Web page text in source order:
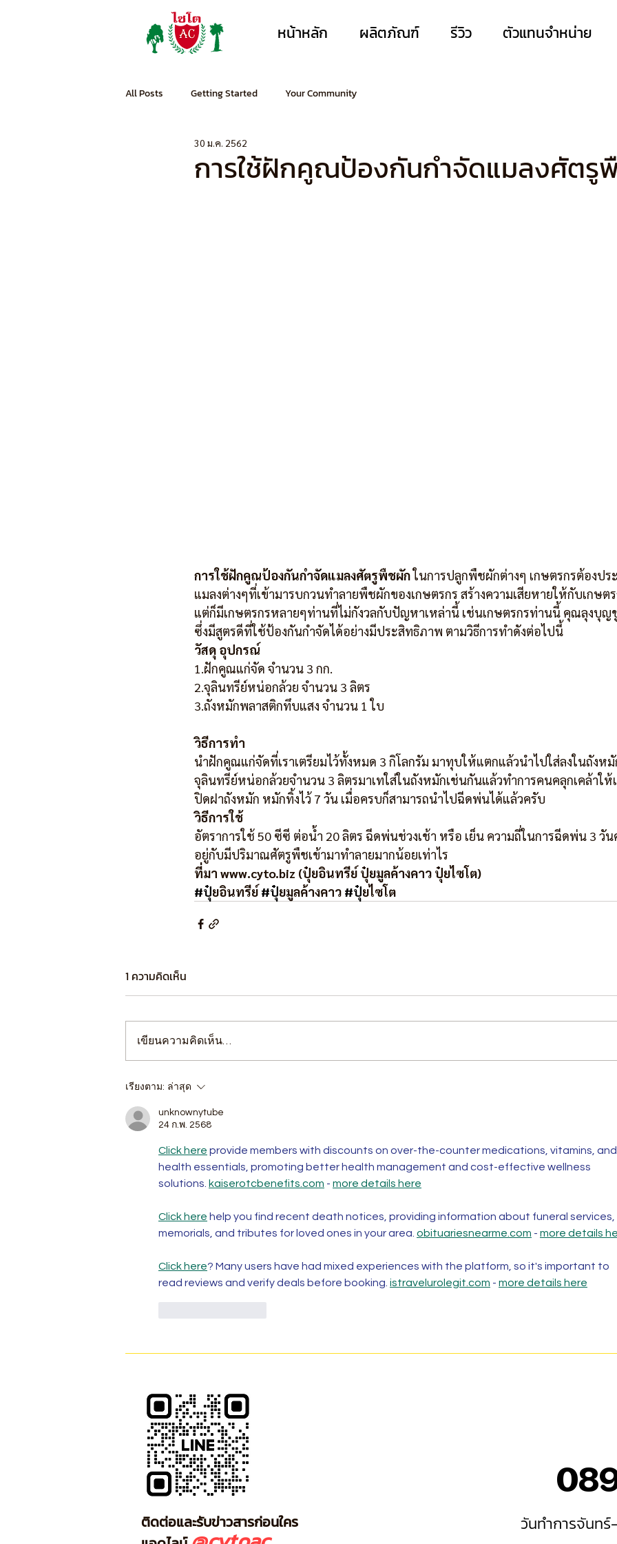
หน้าหลัก ผลิตภัณฑ์ รีวิว ตัวแทนจำหน่าย
All Posts Getting Started Your Community
การใช้ฝักคูณป้องกันกำจัดแมลงศัตรู
30 ม.ค. 2562
การใช้ฝักคูณป้องกันกำจัดแมลงศัตรูพืชผัก ในการปลูกพืชผักต่างๆ เกษตรกรต้องป
แมลงต่างๆที่เข้ามารบกวนทำลายพืชผักของเกษตรกร สร้างความเสียหายให้กับเกษต
แต่ก็มีเกษตรกรหลายๆท่านที่ไม่กังวลกับปัญหาเหล่านี้ เช่นเกษตรกรท่านนี้ คุณลุงบุ
ซึ่งมีสูตรดีที่ใช้ป้องกันกำจัดได้อย่างมีประสิทธิภาพ ตามวิธีการทำดังต่อไปนี้
วัสดุ อุปกรณ์
1.ฝักคูณแก่จัด จำนวน 3 กก.
2.จุลินทรีย์หน่อกล้วย จำนวน 3 ลิตร
3.ถังหมักพลาสติกทึบแสง จำนวน 1 ใบ
วิธีการทำ
นำฝักคูณแก่จัดที่เราเตรียมไว้ทั้งหมด 3 กิโลกรัม มาทุบให้แตกแล้วนำไปใส่ลงในถังห
จุลินทรีย์หน่อกล้วยจำนวน 3 ลิตรมาเทใส่ในถังหมักเช่นกันแล้วทำการคนคลุกเคล้าให้
ปิดฝาถังหมัก หมักทิ้งไว้ 7 วัน เมื่อครบก็สามารถนำไปฉีดพ่นได้แล้วครับ
วิธีการใช้
อัตราการใช้ 50 ซีซี ต่อน้ำ 20 ลิตร ฉีดพ่นช่วงเช้า หรือ เย็น ความถี่ในการฉีดพ่น 3 วั
อยู่กับมีปริมาณศัตรูพืชเข้ามาทำลายมากน้อยเท่าไร
ที่มา www.cyto.biz (ปุ๋ยอินทรีย์ ปุ๋ยมูลค้างคาว ปุ๋ยไซโต)
#ปุ๋ยอินทรีย์ #ปุ๋ยมูลค้างคาว #ปุ๋ยไซโต
1 ความคิดเห็น
เขียนความคิดเห็น…
เรียงตาม: ล่าสุด
unknownytube
24 ก.พ. 2568
Click here provide members with discounts on over-the-counter medications, vitamins,
health essentials, promoting better health management and cost-effective wellness
solutions. kaiserotcbenefits.com - more details here
Click here help you find recent death notices, providing information about funeral services,
memorials, and tributes for loved ones in your area. obituariesnearme.com - more details
Click here? Many users have had mixed experiences with the platform, so it's important to
read reviews and verify deals before booking. istravelurolegit.com - more details here
ติดต่อและรับข่าวสารก่อนใคร
วันทำการจันท